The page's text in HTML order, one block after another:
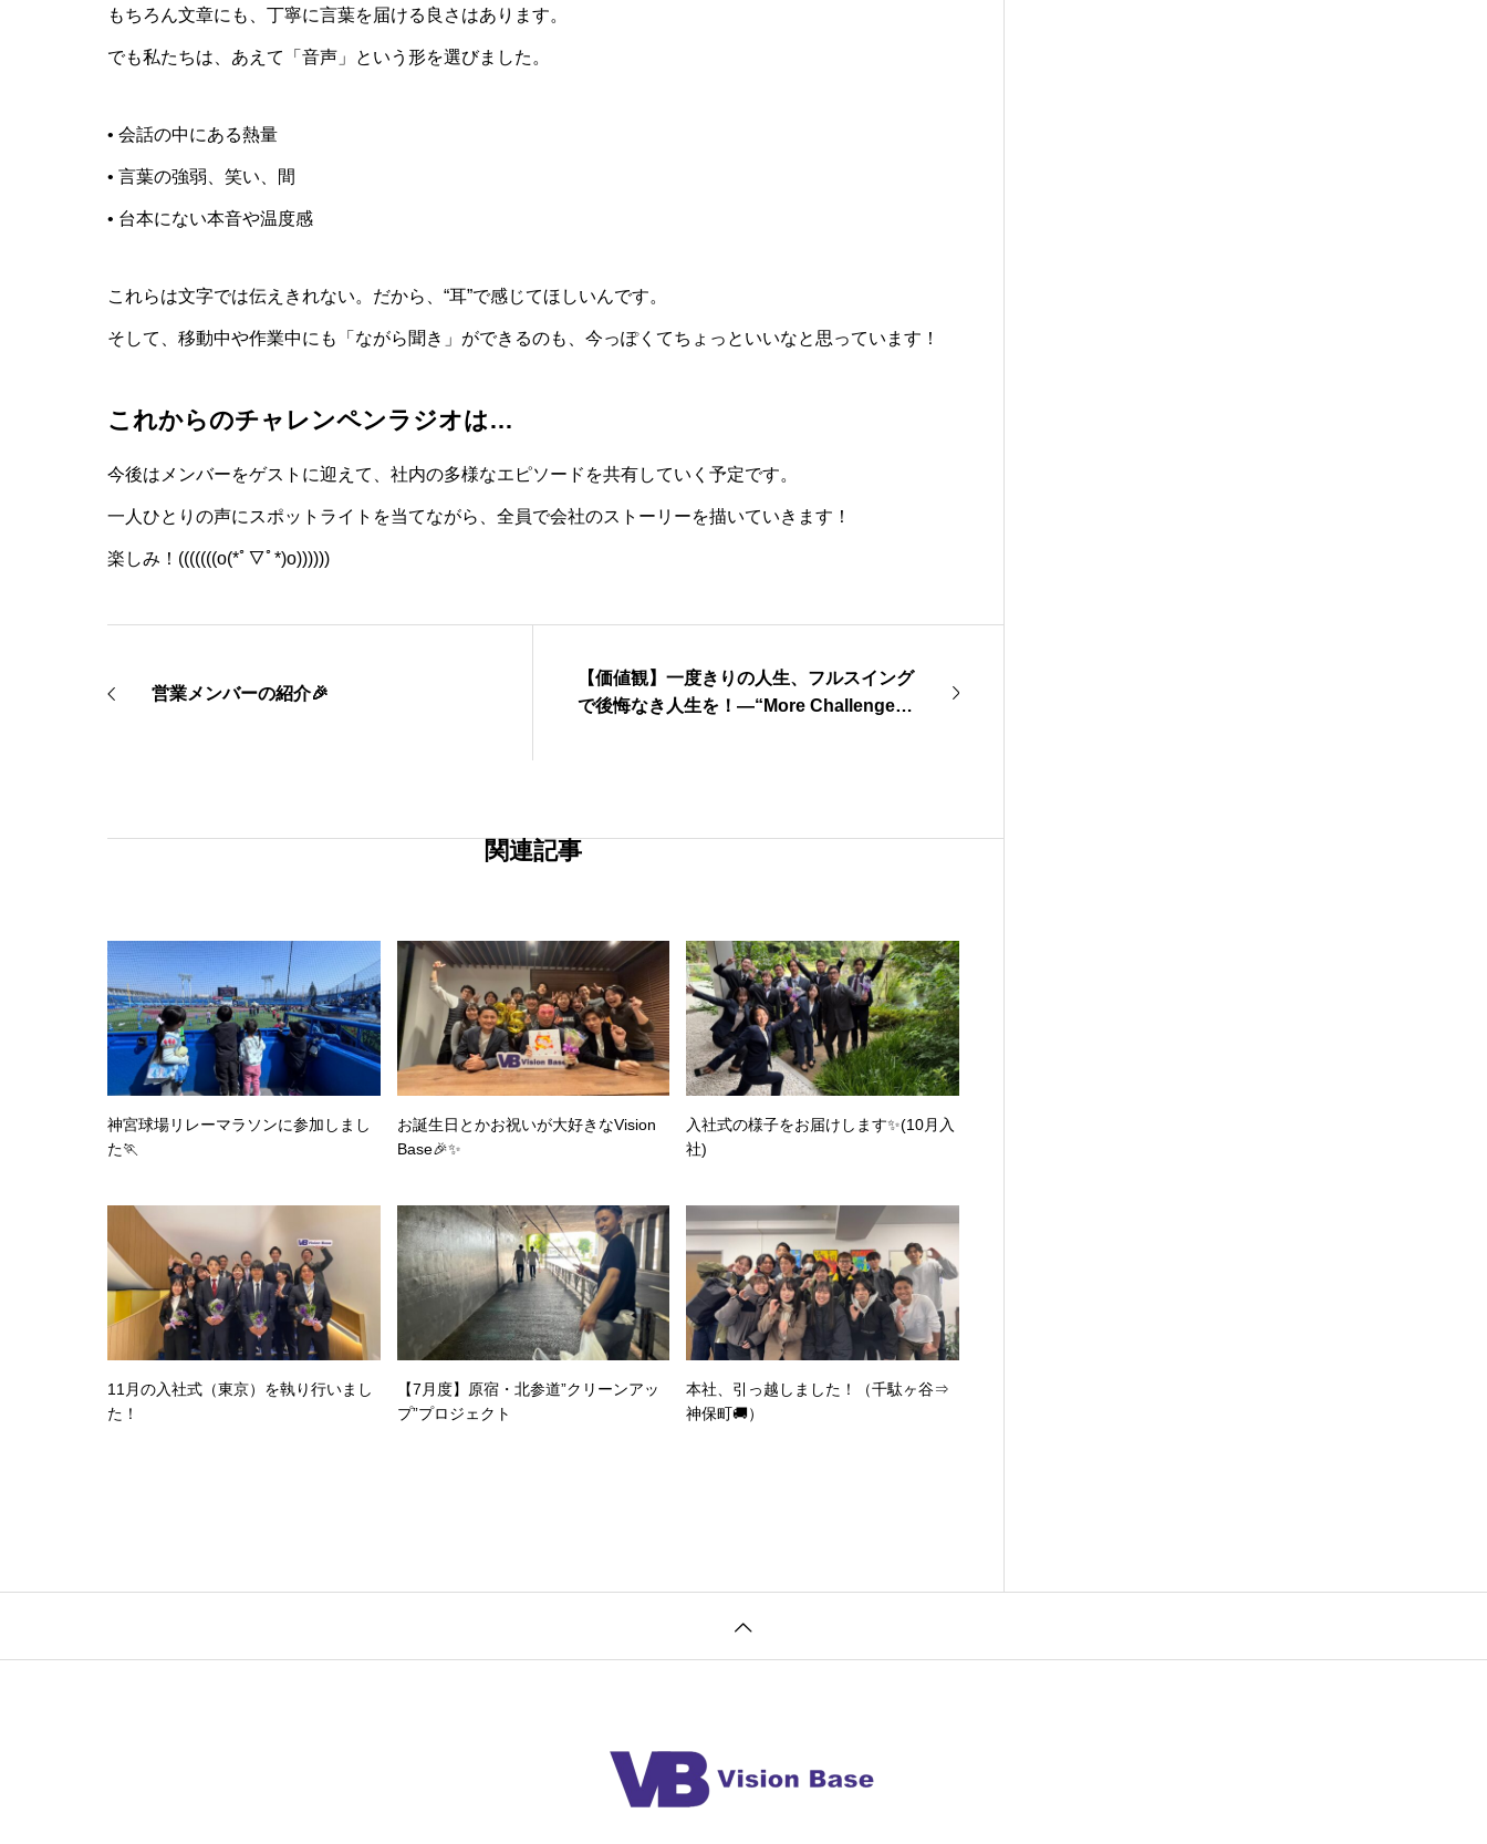
もちろん文章にも、丁寧に言葉を届ける良さはあります。
でも私たちは、あえて「音声」という形を選びました。
• 会話の中にある熱量
• 言葉の強弱、笑い、間
• 台本にない本音や温度感
これらは文字では伝えきれない。だから、“耳”で感じてほしいんです。
そして、移動中や作業中にも「ながら聞き」ができるのも、今っぽくてちょっといいなと思っています！
これからのチャレンペンラジオは…
今後はメンバーをゲストに迎えて、社内の多様なエピソードを共有していく予定です。
一人ひとりの声にスポットライトを当てながら、全員で会社のストーリーを描いていきます！
楽しみ！(((((((o(*ﾟ▽ﾟ*)o))))))
営業メンバーの紹介🎉
【価値観】一度きりの人生、フルスイング
で後悔なき人生を！―“More Challenges,
関連記事
神宮球場リレーマラソンに参加しまし
た🏃
お誕生日とかお祝いが大好きなVision
Base🎉✨
入社式の様子をお届けします✨(10月入
社)
11月の入社式（東京）を執り行いまし
た！
【7月度】原宿・北参道”クリーンアッ
プ”プロジェクト
本社、引っ越しました！（千駄ヶ谷⇒
神保町🚚）